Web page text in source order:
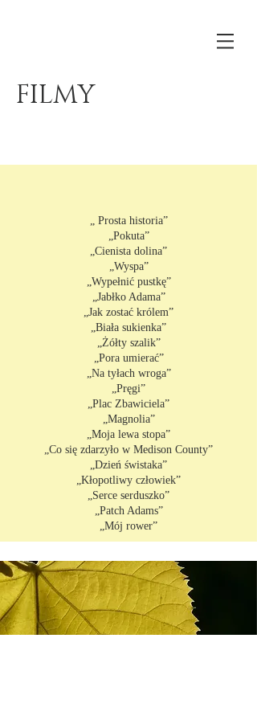
FILMY
„ Prosta historia”
„Pokuta”
„Cienista dolina”
„Wyspa”
„Wypełnić pustkę”
„Jabłko Adama”
„Jak zostać królem”
„Biała sukienka”
„Żółty szalik”
„Pora umierać”
„Na tyłach wroga”
„Pręgi”
„Plac Zbawiciela”
„Magnolia”
„Moja lewa stopa”
„Co się zdarzyło w Medison County”
„Dzień świstaka”
„Kłopotliwy człowiek”
„Serce serduszko”
„Patch Adams”
„Mój rower”